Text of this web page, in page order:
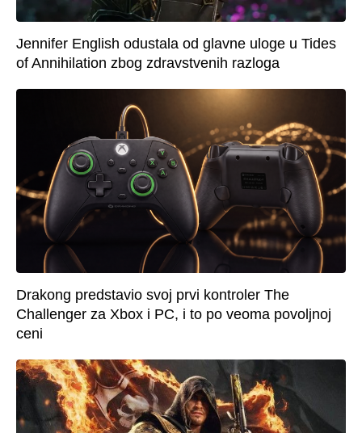
Jennifer English odustala od glavne uloge u Tides
of Annihilation zbog zdravstvenih razloga
Drakong predstavio svoj prvi kontroler The
Challenger za Xbox i PC, i to po veoma povoljnoj
ceni